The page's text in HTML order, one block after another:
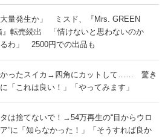
大量発生か」 ミスド、『Mrs. GREEN
』転売続出 「情けないと思わないのか
わ」 2500円での出品も
かったスイカ→四角にカットして…… 驚き
「これは良い！」「やってみます」
は捨てないで！→54万再生の“目からウロ
”に「知らなかった！」「そうすれば良か